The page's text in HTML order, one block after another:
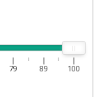
79 89 100